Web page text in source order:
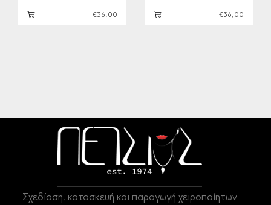
€36,00 €36,00
Σχεδίαση, κατασκευή και παραγωγή χειροποίητων